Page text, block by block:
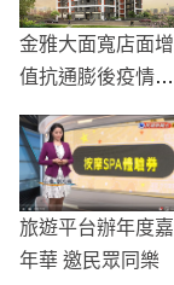
金雅大面寬店面增
值抗通膨後疫情時
旅遊平台辦年度嘉
年華 邀民眾同樂